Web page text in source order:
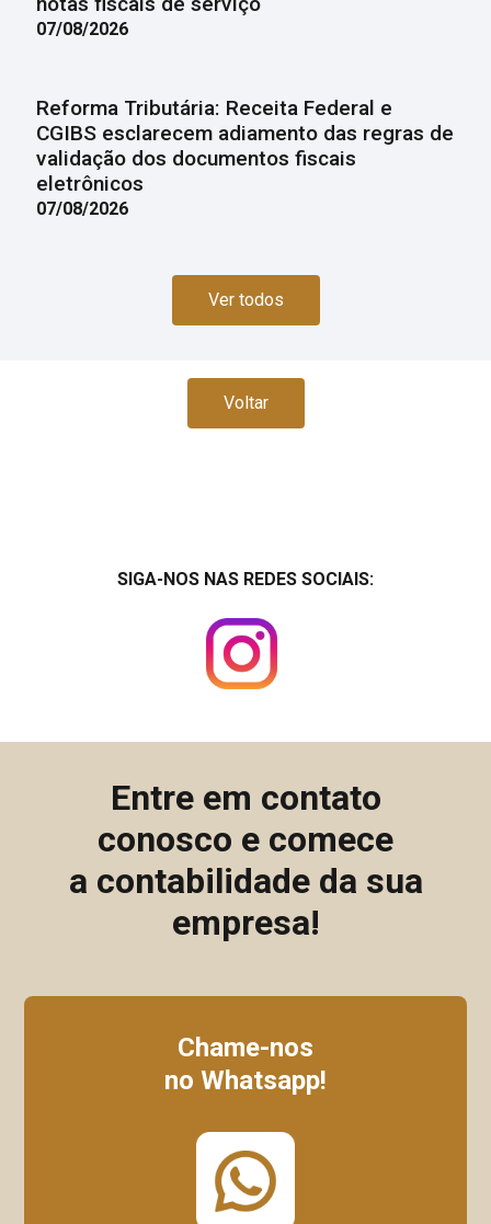
07/08/2026
Reforma Tributária: Receita Federal e
CGIBS esclarecem adiamento das regras de
validação dos documentos fiscais
eletrônicos
07/08/2026
Ver todos
Voltar
SIGA-NOS NAS REDES SOCIAIS:
Entre em contato
conosco e comece
a contabilidade da sua
empresa!
Chame-nos
no Whatsapp!